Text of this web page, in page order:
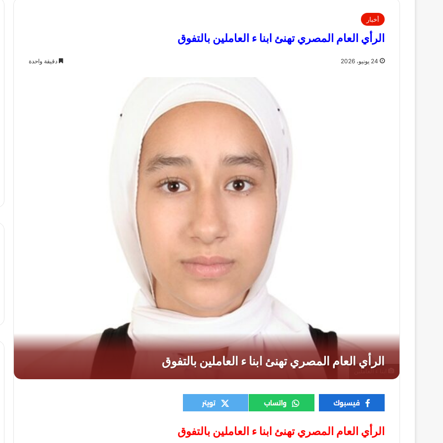
أخبار
الرأي العام المصري تهنئ ابنا ء العاملين بالتفوق
24 يونيو، 2026 دقيقة واحدة
ابنا ء العاملين
الرأي العام المصري تهنئ ابنا ء العاملين بالتفوق